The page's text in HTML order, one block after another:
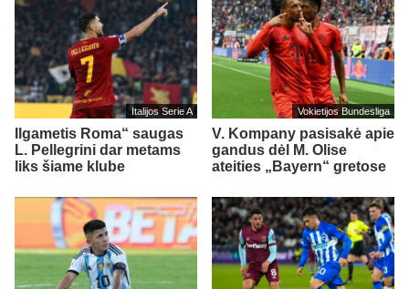
Italijos Serie A
Ilgametis Roma“ saugas
L. Pellegrini dar metams
liks šiame klube
Vokietijos Bundesliga
V. Kompany pasisakė apie
gandus dėl M. Olise
ateities „Bayern“ gretose